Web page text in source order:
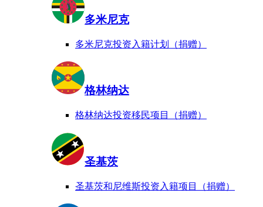
多米尼克
多米尼克投资入籍计划（捐赠）
格林纳达
格林纳达投资移民项目（捐赠）
圣基茨
圣基茨和尼维斯投资入籍项目（捐赠）